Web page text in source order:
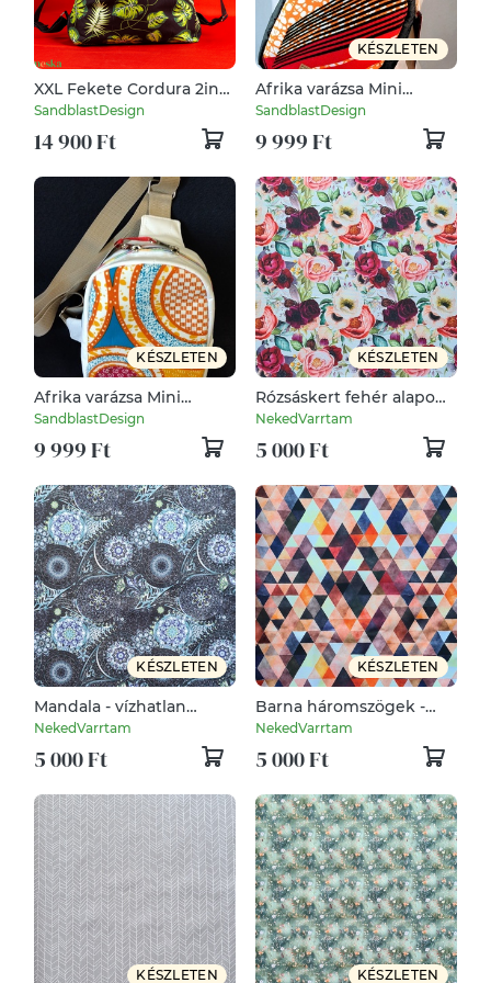
XXL Fekete Cordura 2in1
Nagy Zöld leveles
hátizsák/válltáska
SandblastDesign
14 900 Ft
KÉSZLETEN
Afrika varázsa Mini
hátizsák fekete steppelt
gyöngyvászon
,piros/fekete/ narancs
vonalakmotívummal
SandblastDesign
9 999 Ft
KÉSZLETEN
Afrika varázsa Mini
hátizsák fehér steppelt
gyöngyvászon ,színes
körök geometriai minta
SandblastDesign
9 999 Ft
KÉSZLETEN
Rózsáskert fehér alapon -
vízhatlan gyöngyvászon
NekedVarrtam
5 000 Ft
KÉSZLETEN
Mandala - vízhatlan
gyöngyvászon
NekedVarrtam
5 000 Ft
KÉSZLETEN
Barna háromszögek -
vízhatlan gyöngyvászon
NekedVarrtam
5 000 Ft
KÉSZLETEN KÉSZLETEN